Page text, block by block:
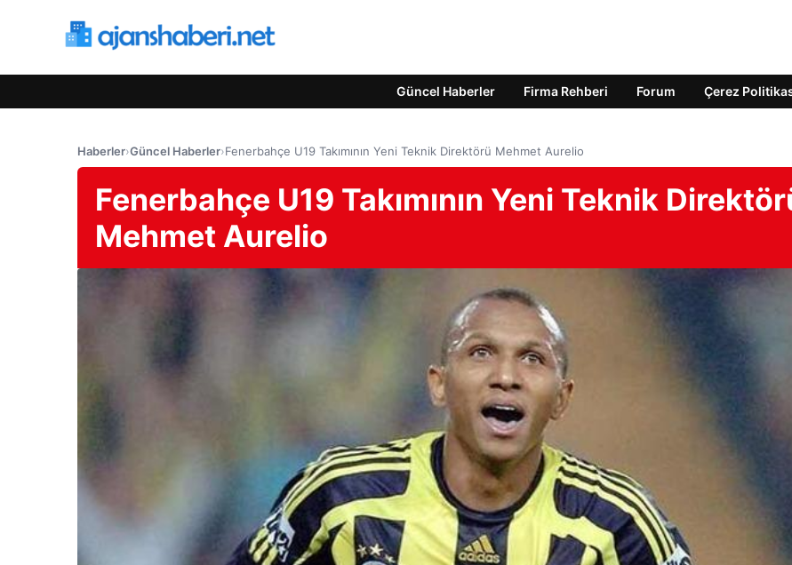
Güncel Haberler Firma Rehberi Forum Çerez
Haberler›Güncel Haberler›Fenerbahçe U19 Takımının Yeni Teknik Direktörü Mehmet Aurelio
Fenerbahçe U19 Takımının Yeni Teknik
Mehmet Aurelio